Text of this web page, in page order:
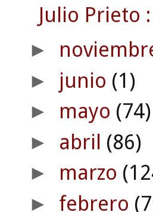
Julio Prieto
►
► junio (1)
► mayo (74)
► abril (86)
► marzo
► febrero